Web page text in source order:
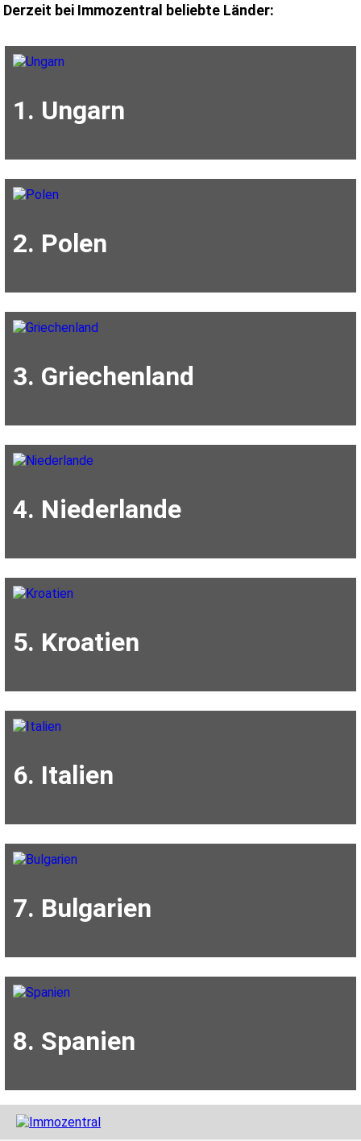
Derzeit bei Immozentral beliebte Länder:
1. Ungarn
2. Polen
3. Griechenland
4. Niederlande
5. Kroatien
6. Italien
7. Bulgarien
8. Spanien